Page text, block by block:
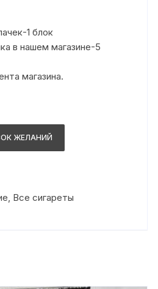
1 блок
в нашем магазине-5
магазина.
ЖЕЛАНИЙ
Все сигареты